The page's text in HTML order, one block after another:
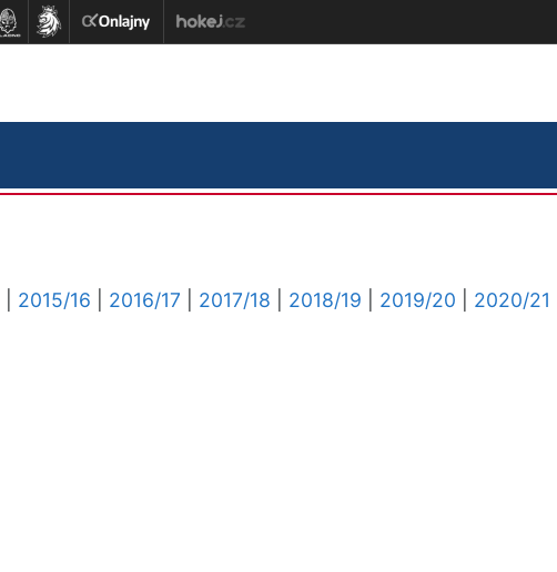
2015/16 2016/17 2017/18 2018/19 2019/20
2020/21